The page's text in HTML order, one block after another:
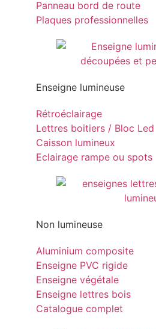
Panneau bord de route
Plaques professionnelles
Enseigne lumineuse
Rétroéclairage
Lettres boitiers / Bloc Led
Caisson lumineux
Eclairage rampe ou spots
Non lumineuse
Aluminium composite
Enseigne PVC rigide
Enseigne végétale
Enseigne lettres bois
Catalogue complet